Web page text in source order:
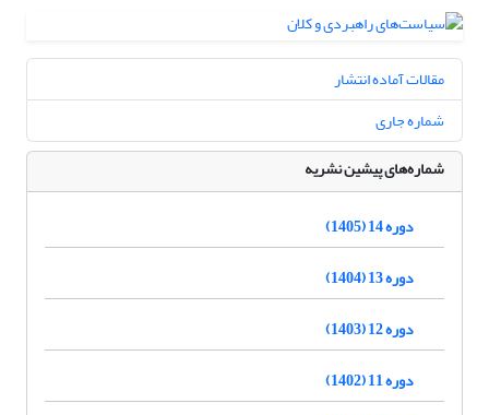
مقالات آماده انتشار
شماره جاری
شماره‌های پیشین نشریه
دوره 14 (1405)
دوره 13 (1404)
دوره 12 (1403)
دوره 11 (1402)